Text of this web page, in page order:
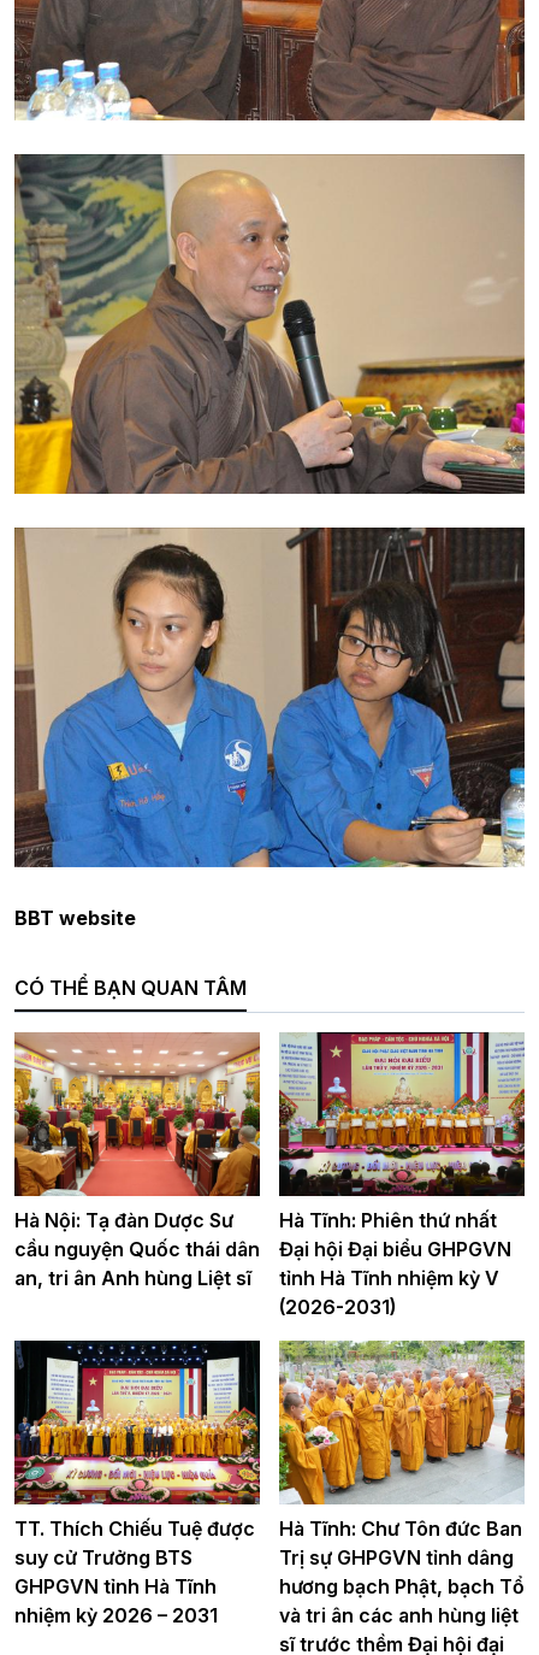
BBT website
CÓ THỂ BẠN QUAN TÂM
Hà Nội: Tạ đàn Dược Sư
cầu nguyện Quốc thái dân
an, tri ân Anh hùng Liệt sĩ
Hà Tĩnh: Phiên thứ nhất
Đại hội Đại biểu GHPGVN
tỉnh Hà Tĩnh nhiệm kỳ V
(2026-2031)
TT. Thích Chiếu Tuệ được
suy cử Trưởng BTS
GHPGVN tỉnh Hà Tĩnh
nhiệm kỳ 2026 – 2031
Hà Tĩnh: Chư Tôn đức Ban
Trị sự GHPGVN tỉnh dâng
hương bạch Phật, bạch Tổ
và tri ân các anh hùng liệt
sĩ trước thềm Đại hội đại